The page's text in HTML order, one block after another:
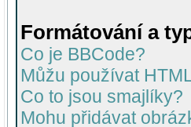
Formátování a
Co je BBCode?
Můžu používat
Co to jsou smajlíky?
Mohu přidávat